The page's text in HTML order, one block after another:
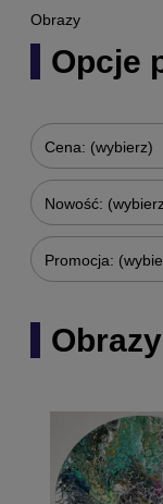
Obrazy
Opcje
Cena: (wybierz)
Nowość:
Promocja:
Obrazy